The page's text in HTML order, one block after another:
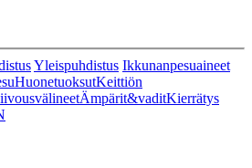
Yleispuhdistus Ikkunanpesuaineet
HuonetuoksutKeittiön
Ämpärit&vaditKierrätys